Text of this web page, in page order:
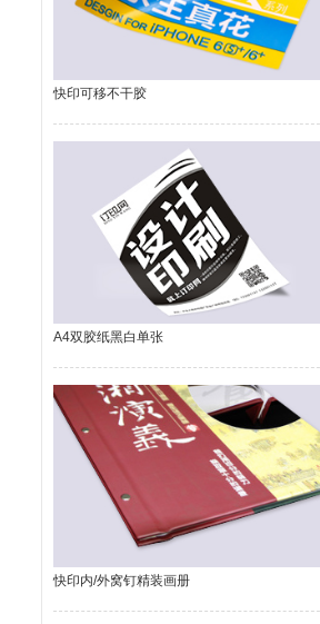
快印可移不干胶
A4双胶纸黑白单张
快印内/外窝钉精装画册